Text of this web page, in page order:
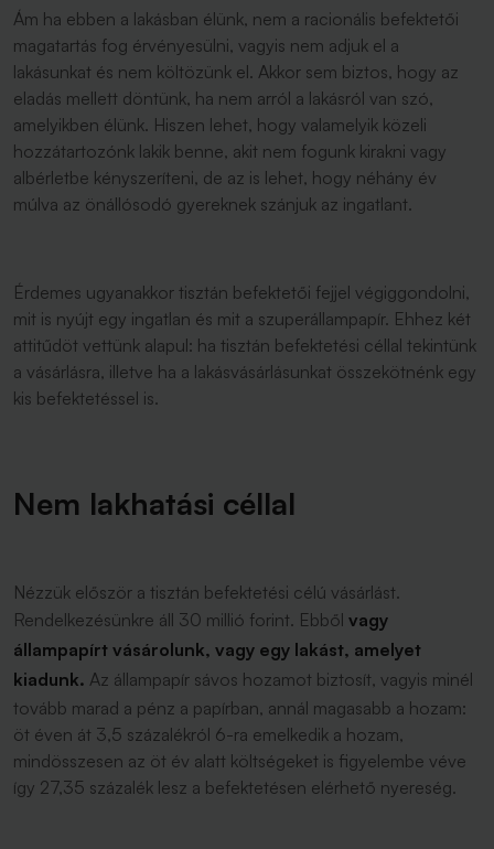
Ám ha ebben a lakásban élünk, nem a racionális befektetői
magatartás fog érvényesülni, vagyis nem adjuk el a
lakásunkat és nem költözünk el. Akkor sem biztos, hogy az
eladás mellett döntünk, ha nem arról a lakásról van szó,
amelyikben élünk. Hiszen lehet, hogy valamelyik közeli
hozzátartozónk lakik benne, akit nem fogunk kirakni vagy
albérletbe kényszeríteni, de az is lehet, hogy néhány év
múlva az önállósodó gyereknek szánjuk az ingatlant.
Érdemes ugyanakkor tisztán befektetői fejjel végiggondolni,
mit is nyújt egy ingatlan és mit a szuperállampapír. Ehhez két
attitűdöt vettünk alapul: ha tisztán befektetési céllal tekintünk
a vásárlásra, illetve ha a lakásvásárlásunkat összekötnénk egy
kis befektetéssel is.
Nem lakhatási céllal
Nézzük először a tisztán befektetési célú vásárlást.
Rendelkezésünkre áll 30 millió forint. Ebből vagy
állampapírt vásárolunk, vagy egy lakást, amelyet
kiadunk. Az állampapír sávos hozamot biztosít, vagyis minél
tovább marad a pénz a papírban, annál magasabb a hozam:
öt éven át 3,5 százalékról 6-ra emelkedik a hozam,
mindösszesen az öt év alatt költségeket is figyelembe véve
így 27,35 százalék lesz a befektetésen elérhető nyereség.